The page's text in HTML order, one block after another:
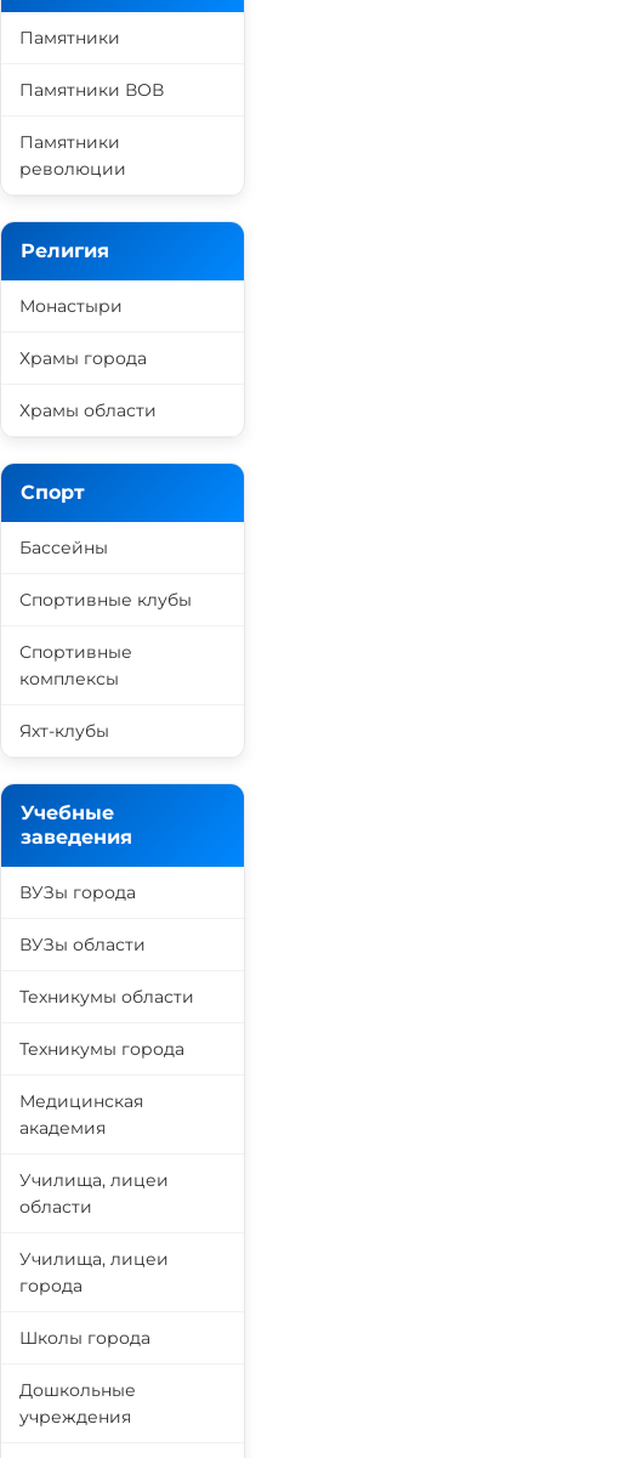
Памятники
Памятники ВОВ
Памятники
революции
Религия
Монастыри
Храмы города
Храмы области
Спорт
Бассейны
Спортивные клубы
Спортивные
комплексы
Яхт-клубы
Учебные
заведения
ВУЗы города
ВУЗы области
Техникумы области
Техникумы города
Медицинская
академия
Училища, лицеи
области
Училища, лицеи
города
Школы города
Дошкольные
учреждения